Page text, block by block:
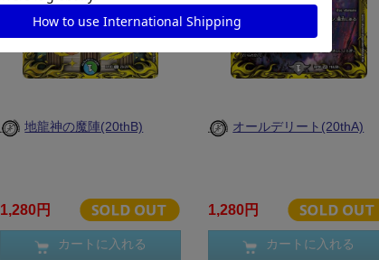
地龍神の魔陣(20thB)
1,280円
カートに入れる
オールデリート(20thA)
1,280円
カートに入れる